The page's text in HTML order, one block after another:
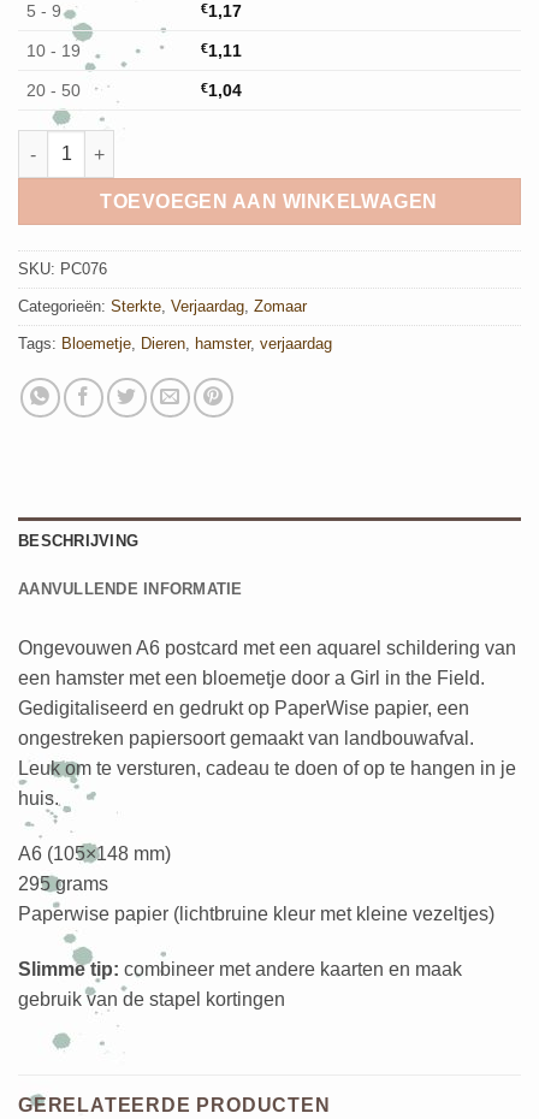
5 - 9
€1,17
10 - 19 €1,11
20 - 50 €1,04
Ansichtkaart Bloemetje voor jou aantal
TOEVOEGEN AAN WINKELWAGEN
SKU: PC076
Categorieën: Sterkte Verjaardag Zomaar
Tags: Bloemetje Dieren hamster, verjaardag
BESCHRIJVING
AANVULLENDE INFORMATIE
Ongevouwen A6 postcard met een aquarel schildering van
een hamster met een bloemetje door a Girl in the Field.
Gedigitaliseerd en gedrukt op PaperWise papier, een
ongestreken papiersoort gemaakt van landbouwafval.
Leuk om te versturen, cadeau te doen of op te hangen in je
huis.
A6 (105×148 mm)
295 grams
Paperwise papier (lichtbruine kleur met kleine vezeltjes)
Slimme tip: combineer met andere kaarten en maak
gebruik van de stapel kortingen
GERELATEERDE PRODUCTEN